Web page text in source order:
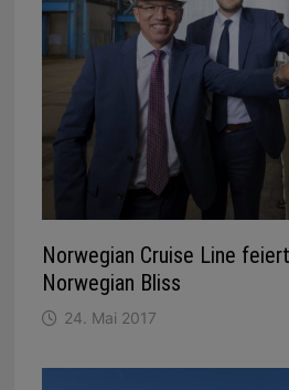
Norwegian Cruise Line
Norwegian Bliss
24. Mai 2017